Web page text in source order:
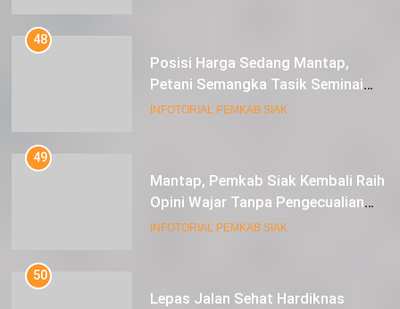
48
Posisi Harga Sedang Mantap,
Petani Semangka Tasik Seminai
Raup Untung
INFOTORIAL PEMKAB SIAK
49
Mantap, Pemkab Siak Kembali Raih
Opini Wajar Tanpa Pengecualian
ke-13 Dari BPK RI.
INFOTORIAL PEMKAB SIAK
50
Lepas Jalan Sehat Hardiknas